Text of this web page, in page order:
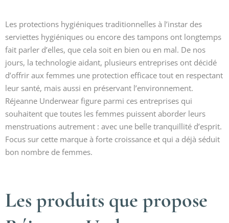
Les protections hygiéniques traditionnelles à l’instar des
serviettes hygiéniques ou encore des tampons ont longtemps
fait parler d’elles, que cela soit en bien ou en mal. De nos
jours, la technologie aidant, plusieurs entreprises ont décidé
d’offrir aux femmes une protection efficace tout en respectant
leur santé, mais aussi en préservant l’environnement.
Réjeanne Underwear figure parmi ces entreprises qui
souhaitent que toutes les femmes puissent aborder leurs
menstruations autrement : avec une belle tranquillité d’esprit.
Focus sur cette marque à forte croissance et qui a déjà séduit
bon nombre de femmes.
Les produits que propose